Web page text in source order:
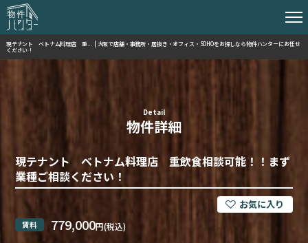
現テナント ベトナム料理店 重... | 大阪で店舗・事務所・居抜き・オフィス・SOHOをお探しなら物件ハンターにお任せ
ください！
Detail
物件詳細
現テナント ベトナム料理店 重飲食相談可能！！まず
業種ご相談ください！
賃料 779,000円(税込)